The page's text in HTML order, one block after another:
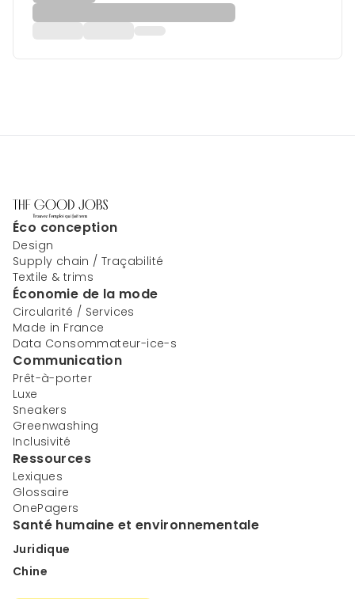
Éco conception
Design
Supply chain / Traçabilité
Textile & trims
Économie de la mode
Circularité / Services
Made in France
Data Consommateur-ice-s
Communication
Prêt-à-porter
Luxe
Sneakers
Greenwashing
Inclusivité
Ressources
Lexiques
Glossaire
OnePagers
Santé humaine et environnementale
Juridique
Chine